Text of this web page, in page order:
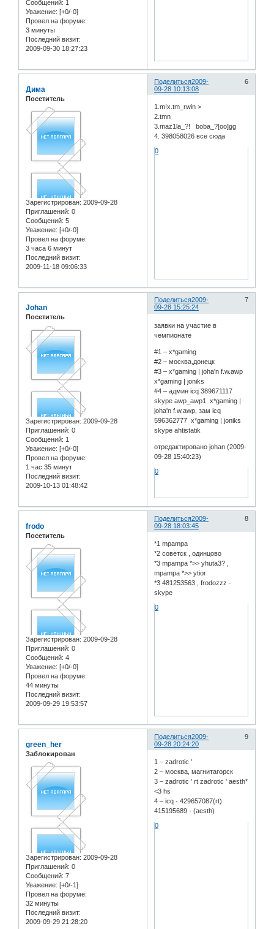
Сообщений: 1
Уважение: [+0/-0]
Провел на форуме:
3 минуты
Последний визит:
2009-09-30 18:27:23
Поделиться 6
2009-
09-28 10:13:08
Дима
Посетитель
Зарегистрирован: 2009-09-28
Приглашений: 0
Сообщений: 5
Уважение: [+0/-0]
Провел на форуме:
3 часа 6 минут
Последний визит:
2009-11-18 09:06:33
1.m!x.tm_rwin >
2.tmn
3.maz1la_?! boba_?[oo]gg
4. 398058026 все сюда
0
Поделиться 7
2009-
09-28 15:25:24
Johan
Посетитель
Зарегистрирован: 2009-09-28
Приглашений: 0
Сообщений: 1
Уважение: [+0/-0]
Провел на форуме:
1 час 35 минут
Последний визит:
2009-10-13 01:48:42
заявки на участие в
чемпионате
#1 – x*gaming
#2 – москва,донецк
#3 – x*gaming | joha'n f.w.awp
x*gaming | joniks
#4 – админ icq 389671117
skype awp_awp1 x*gaming |
joha'n f.w.awp, зам icq
596362777 x*gaming | joniks
skype ahtistatik
отредактировано johan (2009-
09-28 15:40:23)
0
Поделиться 8
2009-
09-28 18:03:45
frodo
Посетитель
Зарегистрирован: 2009-09-28
Приглашений: 0
Сообщений: 4
Уважение: [+0/-0]
Провел на форуме:
44 минуты
Последний визит:
2009-09-29 19:53:57
*1 mpampa
*2 cоветск , одинцово
*3 mpampa *>> yhuta3? ,
mpampa *>> ytior
*3 481253563 , frodozzz -
skype
0
Поделиться 9
2009-
09-28 20:24:20
green_her
Заблокирован
Зарегистрирован: 2009-09-28
Приглашений: 0
Сообщений: 7
Уважение: [+0/-1]
Провел на форуме:
32 минуты
Последний визит:
2009-09-29 21:28:20
1 – zadrotic '
2 – москва, магнитагорск
3 – zadrotic ' rt zadrotic ' aesth*
<3 hs
4 – icq - 429657087(rt)
415195689 - (aesth)
0